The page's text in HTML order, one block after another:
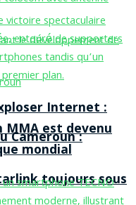
Cameroun :
toujours sous
Internet :
est devenu
mondial